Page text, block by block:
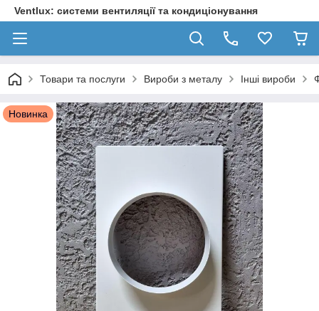
Ventlux: системи вентиляції та кондиціонування
Товари та послуги Вироби з металу Інші вироби
Новинка